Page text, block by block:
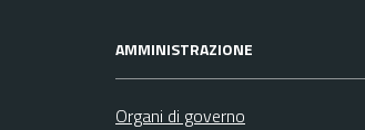
AMMINISTRAZIONE
Organi di governo